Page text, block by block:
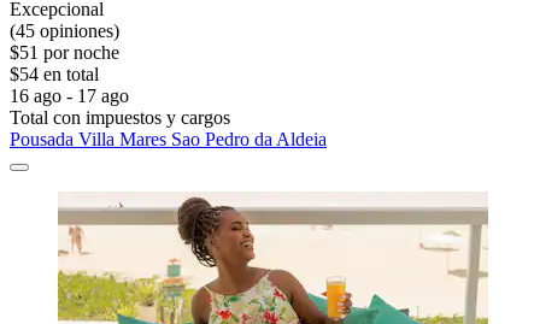
Excepcional
(45 opiniones)
$51 por noche
$54 en total
16 ago - 17 ago
Total con impuestos y cargos
Pousada Villa Mares Sao Pedro da Aldeia